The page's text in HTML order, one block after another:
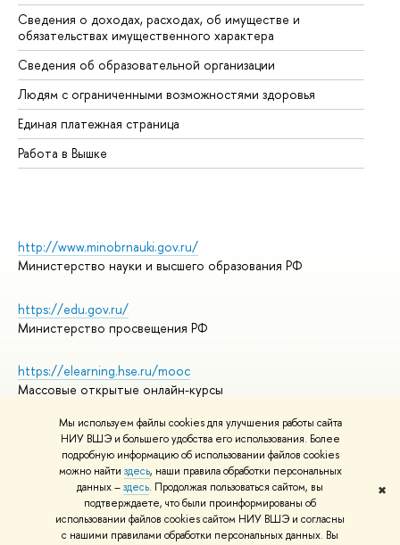
Мы используем файлы cookies для улучшения работы сайта
НИУ ВШЭ и большего удобства его использования. Более
подробную информацию об использовании файлов cookies
можно найти здесь, наши правила обработки персональных
данных –здесь. Продолжая пользоваться сайтом, вы
подтверждаете, что были проинформированы об
использовании файлов cookies сайтом НИУ ВШЭ и согласны
с нашими правилами обработки персональных данных. Вы
✖
Сведения о доходах, расходах, об имуществе и
обязательствах имущественного характера
Сведения об образовательной организации
Людям с ограниченными возможностями здоровья
Единая платежная страница
Работа в Вышке
http://www.minobrnauki.gov.ru/
Министерство науки и высшего образования РФ
https://edu.gov.ru/
Министерство просвещения РФ
https://elearning.hse.ru/mooc
Массовые открытые онлайн-курсы
© НИУ ВШЭ 1993–2026
Адреса и контакты
Условия использования материалов
Политика конфиденциальности
Правила применения рекомендательных технологий в НИУ ВШЭ